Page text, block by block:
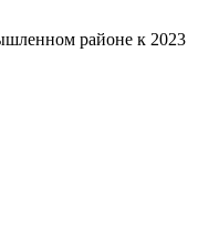
районе к 2023